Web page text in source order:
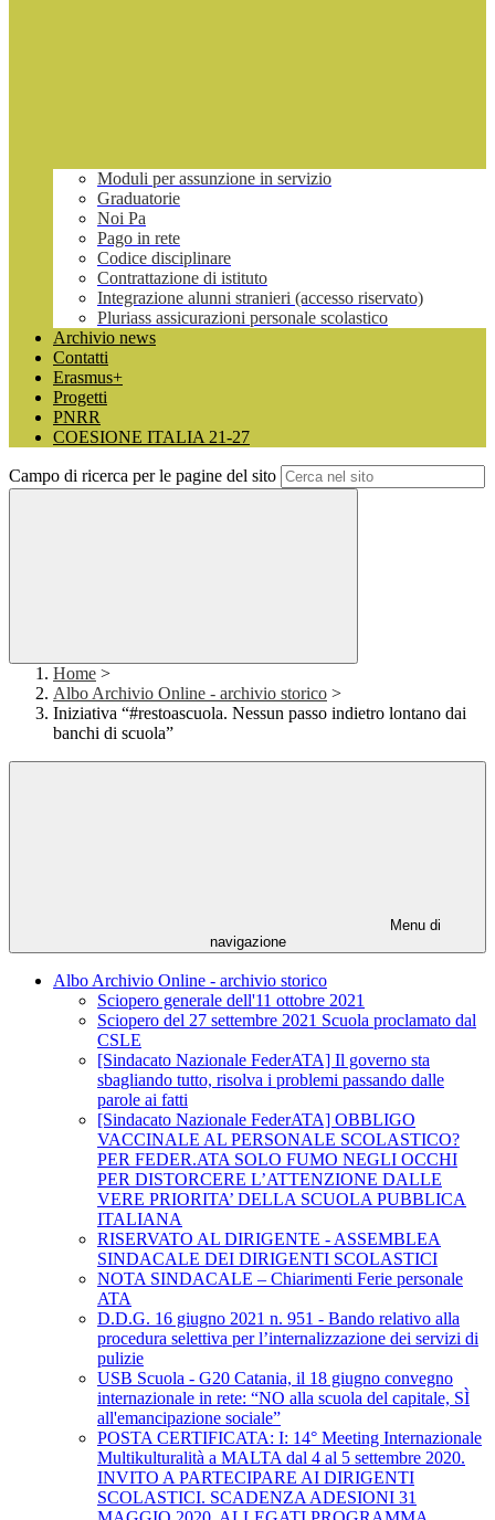
Moduli per assunzione in servizio
Graduatorie
Noi Pa
Pago in rete
Codice disciplinare
Contrattazione di istituto
Integrazione alunni stranieri (accesso riservato)
Pluriass assicurazioni personale scolastico
Archivio news
Contatti
Erasmus+
Progetti
PNRR
COESIONE ITALIA 21-27
Campo di ricerca per le pagine del sito
Home >
Albo Archivio Online - archivio storico >
Iniziativa “#restoascuola. Nessun passo indietro lontano dai
banchi di scuola”
Menu di
navigazione
Albo Archivio Online - archivio storico
Sciopero generale dell'11 ottobre 2021
Sciopero del 27 settembre 2021 Scuola proclamato dal
CSLE
[Sindacato Nazionale FederATA] Il governo sta
sbagliando tutto, risolva i problemi passando dalle
parole ai fatti
[Sindacato Nazionale FederATA] OBBLIGO
VACCINALE AL PERSONALE SCOLASTICO?
PER FEDER.ATA SOLO FUMO NEGLI OCCHI
PER DISTORCERE L’ATTENZIONE DALLE
VERE PRIORITA’ DELLA SCUOLA PUBBLICA
ITALIANA
RISERVATO AL DIRIGENTE - ASSEMBLEA
SINDACALE DEI DIRIGENTI SCOLASTICI
NOTA SINDACALE – Chiarimenti Ferie personale
ATA
D.D.G. 16 giugno 2021 n. 951 - Bando relativo alla
procedura selettiva per l’internalizzazione dei servizi di
pulizie
USB Scuola - G20 Catania, il 18 giugno convegno
internazionale in rete: “NO alla scuola del capitale, SÌ
all'emancipazione sociale”
POSTA CERTIFICATA: I: 14° Meeting Internazionale
Multikulturalità a MALTA dal 4 al 5 settembre 2020.
INVITO A PARTECIPARE AI DIRIGENTI
SCOLASTICI. SCADENZA ADESIONI 31